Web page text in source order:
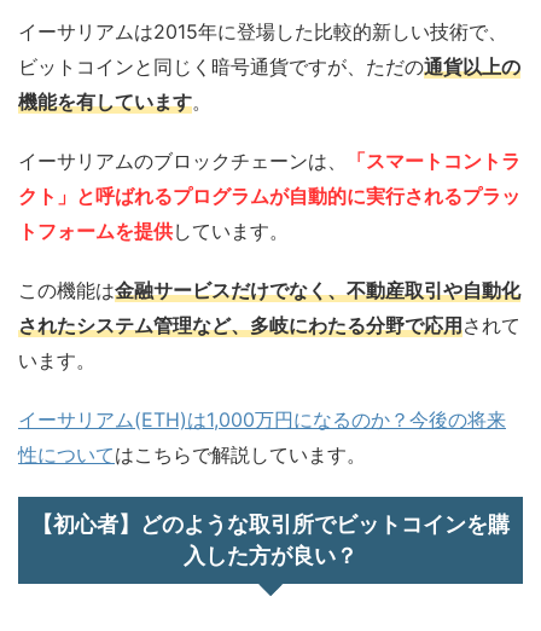
イーサリアムは2015年に登場した比較的新しい技術で、
ビットコインと同じく暗号通貨ですが、ただの通貨以上の
機能を有しています。
イーサリアムのブロックチェーンは、
「スマートコントラ
クト」と呼ばれるプログラムが自動的に実行されるプラッ
トフォームを提供しています。
この機能は金融サービスだけでなく、不動産取引や自動化
されたシステム管理など、多岐にわたる分野で応用されて
います。
イーサリアム(ETH)は1,000万円になるのか？今後の将来
性についてはこちらで解説しています。
【初心者】どのような取引所でビットコインを購
入した方が良い？